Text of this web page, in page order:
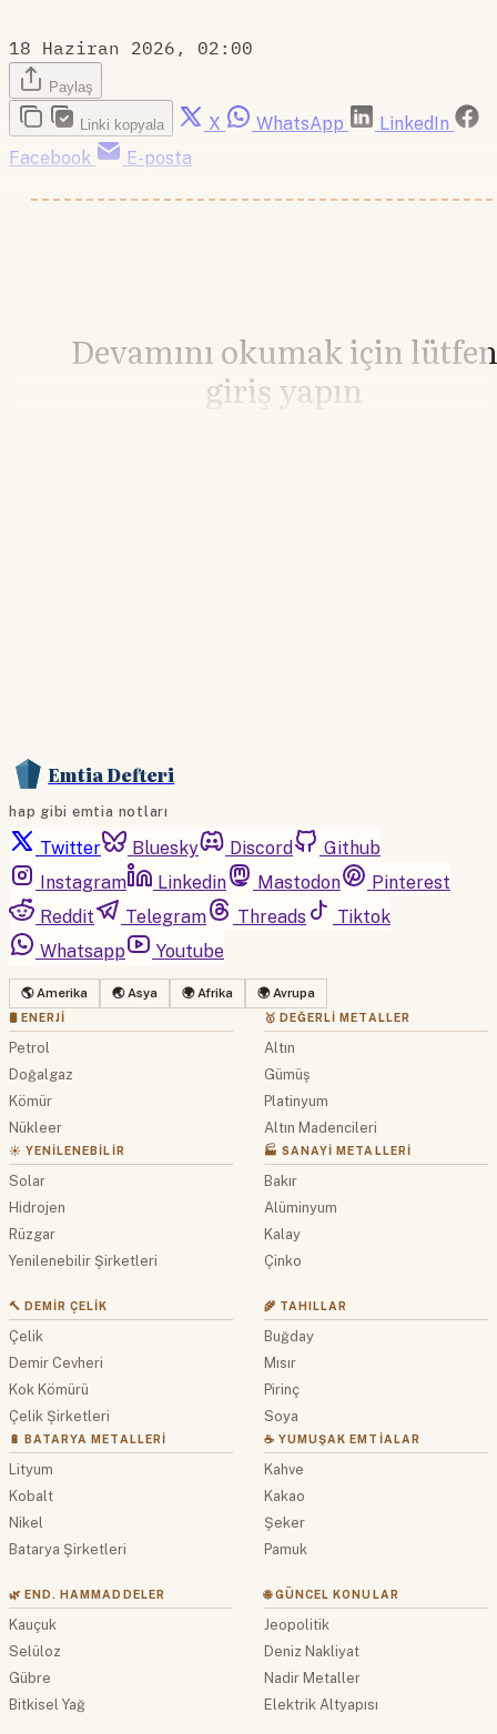
18 Haziran 2026, 02:00
Paylaş
Linki kopyala X WhatsApp
LinkedIn
Facebook
E-posta
Devamını okumak için lütfen
giriş yapın
Emtia Defteri
hap gibi emtia notları
Twitter Bluesky Discord
Github
Instagram
Linkedin Mastodon
Pinterest
Reddit
Telegram Threads
Tiktok
Whatsapp
Youtube
🌎 Amerika 🌏 Asya 🌍 Afrika 🌍 Avrupa
🛢 ENERJI
Petrol
Doğalgaz
Kömür
Nükleer
☀️ YENILENEBILIR
Solar
Hidrojen
Rüzgar
Yenilenebilir Şirketleri
🥇 DEĞERLI METALLER
Altın
Gümüş
Platinyum
Altın Madencileri
🏭 SANAYI METALLERI
Bakır
Alüminyum
Kalay
Çinko
🔨 DEMIR ÇELIK
Çelik
Demir Cevheri
Kok Kömürü
Çelik Şirketleri
🔋 BATARYA METALLERI
Lityum
Kobalt
Nikel
Batarya Şirketleri
🌾 TAHILLAR
Buğday
Mısır
Pirinç
Soya
☕ YUMUŞAK EMTIALAR
Kahve
Kakao
Şeker
Pamuk
🌿 END. HAMMADDELER
Kauçuk
Selüloz
Gübre
Bitkisel Yağ
🌐 GÜNCEL KONULAR
Jeopolitik
Deniz Nakliyat
Nadir Metaller
Elektrik Altyapısı